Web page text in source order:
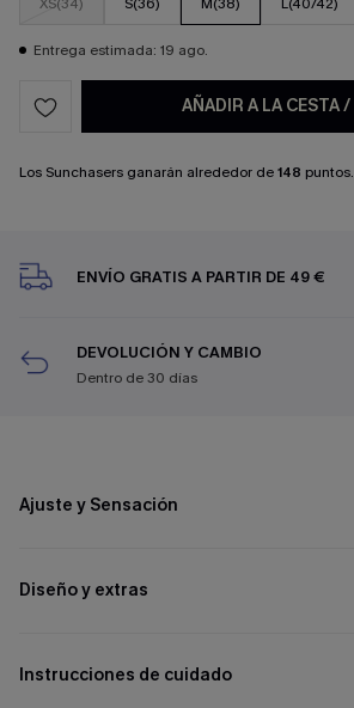
Entrega estimada: 19 ago.
AÑADIR A LA CESTA/
Los Sunchasers ganarán alrededor de148 puntos.
ENVÍO GRATIS A PARTIR DE 49 €
DEVOLUCIÓN Y CAMBIO
Dentro de 30 días
Ajuste y Sensación
Diseño y extras
Instrucciones de cuidado